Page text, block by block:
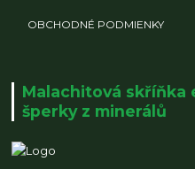
OBCHODNÉ PODMIENKY
Malachitová skříňka
šperky z minerálů